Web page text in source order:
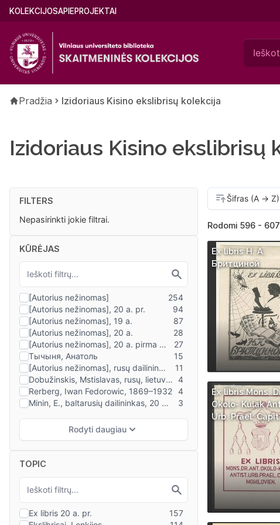
Pereiti
pagrindinį
turinį
Main
(lithuanian)
KOLEKCIJOSAPIEPROJEKTAI
Kelias
Pradžia Izidoriaus Kisino ekslibrisų kolekcija
Izidoriaus Kisino ekslibrisų
FILTERS
Nepasirinkti jokie filtrai.
KŪRĖJAS
TOPIC
Rodomi 596 -
Ex libris Н. А.
Бритциной
Ex libris Mons.
Okolo- Kulak
Urb. Prael.